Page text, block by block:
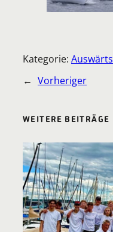
Kategorie: Auswärts
← Vorheriger
WEITERE BEITRÄGE